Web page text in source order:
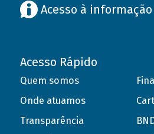
Acesso à informação
Acesso Rápido
Quem somos
Onde atuamos
Transparência